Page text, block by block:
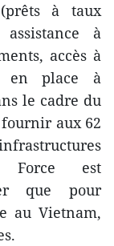
à taux
à
accès à
en place à
le cadre du
aux 62
Force est
que pour
au Vietnam,